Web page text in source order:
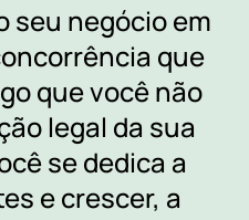
seu negócio em
que
que você não
legal da sua
se dedica a
e crescer, a